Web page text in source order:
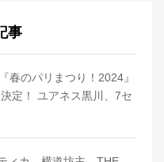
事
春のパリまつり！2024』
定！ ユアネス黒川、7セ